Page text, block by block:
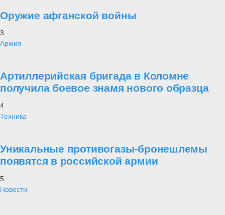
Оружие афганской войны
3
Армия
Артиллерийская бригада в Коломне
получила боевое знамя нового образца
4
Техника
Уникальные противогазы-бронешлемы
появятся в российской армии
5
Новости